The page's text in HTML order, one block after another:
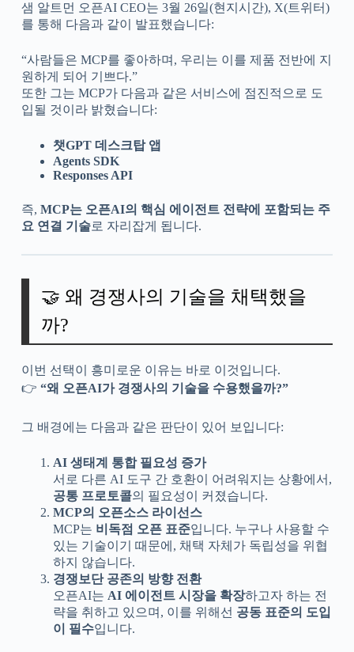
샘 알트먼 오픈AI CEO는 3월 26일(현지시간), X(트위터)
를 통해 다음과 같이 발표했습니다:
“사람들은 MCP를 좋아하며, 우리는 이를 제품 전반에 지
원하게 되어 기쁘다.”
또한 그는 MCP가 다음과 같은 서비스에 점진적으로 도
입될 것이라 밝혔습니다:
챗GPT 데스크탑 앱
Agents SDK
Responses API
즉, MCP는 오픈AI의 핵심 에이전트 전략에 포함되는 주
요 연결 기술로 자리잡게 됩니다.
🤝 왜 경쟁사의 기술을 채택했을
까?
이번 선택이 흥미로운 이유는 바로 이것입니다.
👉 “왜 오픈AI가 경쟁사의 기술을 수용했을까?”
그 배경에는 다음과 같은 판단이 있어 보입니다:
AI 생태계 통합 필요성 증가
서로 다른 AI 도구 간 호환이 어려워지는 상황에서,
공통 프로토콜의 필요성이 커졌습니다.
MCP의 오픈소스 라이선스
MCP는 비독점 오픈 표준입니다. 누구나 사용할 수
있는 기술이기 때문에, 채택 자체가 독립성을 위협
하지 않습니다.
경쟁보단 공존의 방향 전환
오픈AI는 AI 에이전트 시장을 확장하고자 하는 전
략을 취하고 있으며, 이를 위해선 공동 표준의 도입
이 필수입니다.